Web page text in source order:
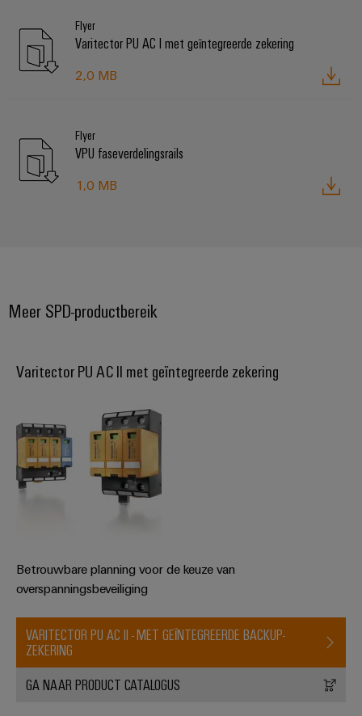
Flyer
Varitector PU AC I met geïntegreerde zekering
2,0 MB
Flyer
VPU faseverdelingsrails
1,0 MB
Meer SPD-productbereik
Varitector PU AC II met geïntegreerde zekering
Betrouwbare planning voor de keuze van
overspanningsbeveiliging
VARITECTOR PU AC II - MET GEÏNTEGREERDE BACKUP-
ZEKERING
GA NAAR PRODUCT CATALOGUS